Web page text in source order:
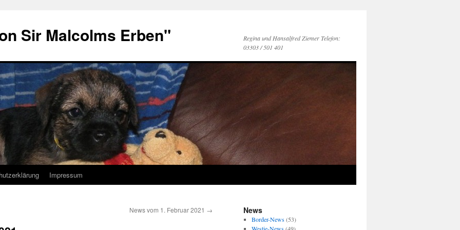
Sir Malcolms Erben"
Regina und Hansalfred Ziemer Telefon:
03303 / 501 401
Impressum
News vom 1. Februar 2021 → News
Border-News(53)